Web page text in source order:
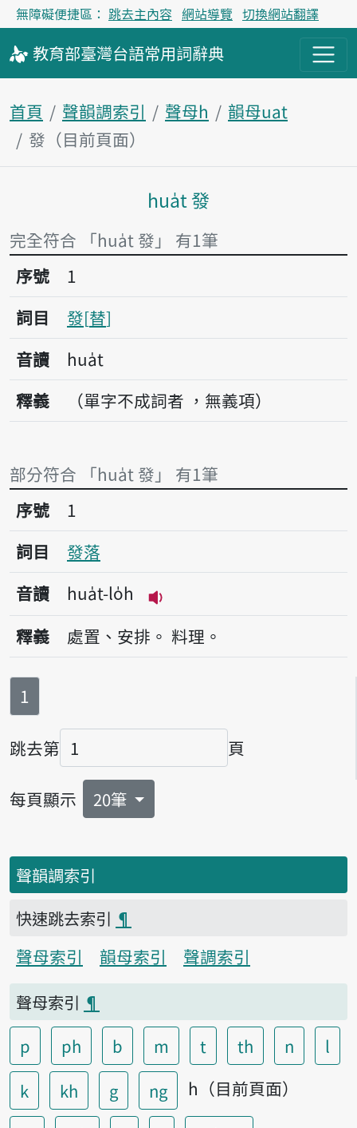
無障礙便捷區： 跳去主內容 網站導覽 切換網站翻譯
教育部臺灣台語常用詞辭典
首頁 聲韻調索引 聲母h
韻母uat
發（目前頁面）
主內容區塊
hua̍t 發
完全符合 「hua̍t 發」 有1筆
序號1發
序號
1
詞目
發 替
音讀
hua̍t
釋義
（單字不成詞者 ，無義項）
部分符合 「hua̍t 發」 有1筆
序號1發落
序號
1
詞目
發落
音讀
hua̍t-lo̍h
播放音讀hua̍t-lo̍h
釋義 處置、安排。 料理。
第
1
跳去第
頁碼
頁
每頁顯示 20筆
聲韻調索引
快速跳去索引 ¶
聲母索引
韻母索引
聲調索引
聲母索引 ¶
p
ph b m t th n
l
k
kh g ng
h（目前頁面）